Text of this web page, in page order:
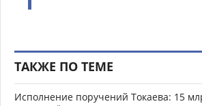
ТАКЖЕ ПО ТЕМЕ
Исполнение поручений Токаева: 15